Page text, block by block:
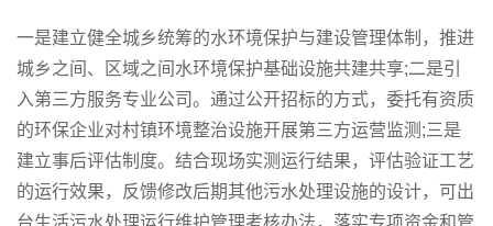
一是建立健全城乡统筹的水环境保护与建设管理体制，推进
城乡之间、区域之间水环境保护基础设施共建共享;二是引
入第三方服务专业公司。通过公开招标的方式，委托有资质
的环保企业对村镇环境整治设施开展第三方运营监测;三是
建立事后评估制度。结合现场实测运行结果，评估验证工艺
的运行效果，反馈修改后期其他污水处理设施的设计，可出